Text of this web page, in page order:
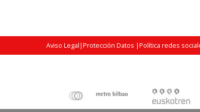
Aviso Legal|Protección Datos |Política redes